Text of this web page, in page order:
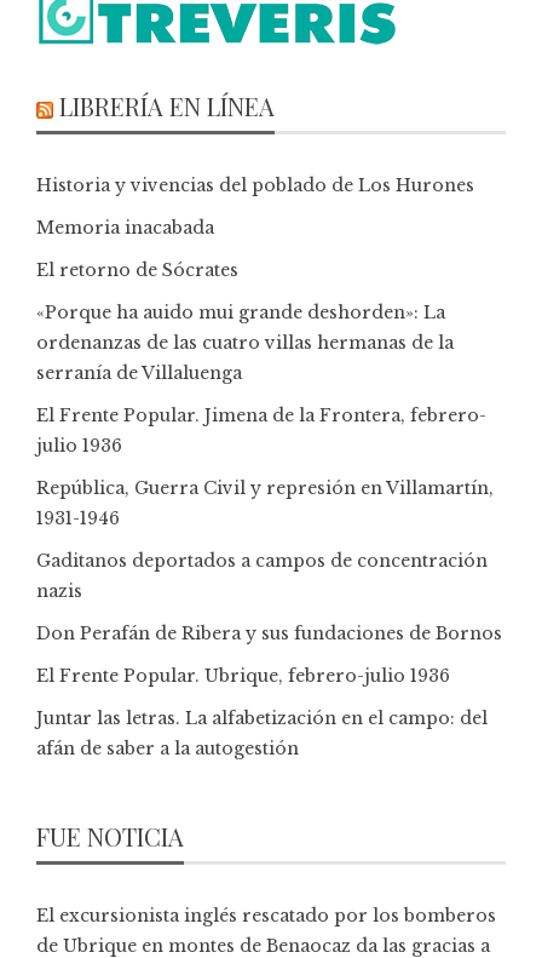
LIBRERÍA EN LÍNEA
Historia y vivencias del poblado de Los Hurones
Memoria inacabada
El retorno de Sócrates
«Porque ha auido mui grande deshorden»: La
ordenanzas de las cuatro villas hermanas de la
serranía de Villaluenga
El Frente Popular. Jimena de la Frontera, febrero-
julio 1936
República, Guerra Civil y represión en Villamartín,
1931-1946
Gaditanos deportados a campos de concentración
nazis
Don Perafán de Ribera y sus fundaciones de Bornos
El Frente Popular. Ubrique, febrero-julio 1936
Juntar las letras. La alfabetización en el campo: del
afán de saber a la autogestión
FUE NOTICIA
El excursionista inglés rescatado por los bomberos
de Ubrique en montes de Benaocaz da las gracias a